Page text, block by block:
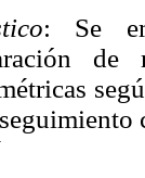
: Se